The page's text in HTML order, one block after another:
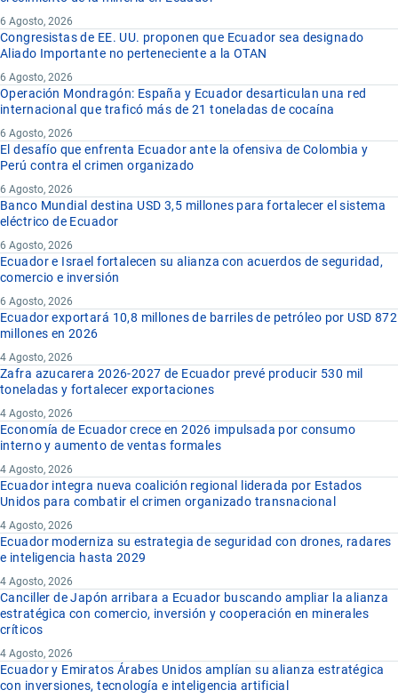
6 Agosto, 2026
Congresistas de EE. UU. proponen que Ecuador sea designado
Aliado Importante no perteneciente a la OTAN
6 Agosto, 2026
Operación Mondragón: España y Ecuador desarticulan una red
internacional que traficó más de 21 toneladas de cocaína
6 Agosto, 2026
El desafío que enfrenta Ecuador ante la ofensiva de Colombia y
Perú contra el crimen organizado
6 Agosto, 2026
Banco Mundial destina USD 3,5 millones para fortalecer el sistema
eléctrico de Ecuador
6 Agosto, 2026
Ecuador e Israel fortalecen su alianza con acuerdos de seguridad,
comercio e inversión
6 Agosto, 2026
Ecuador exportará 10,8 millones de barriles de petróleo por USD 872
millones en 2026
4 Agosto, 2026
Zafra azucarera 2026-2027 de Ecuador prevé producir 530 mil
toneladas y fortalecer exportaciones
4 Agosto, 2026
Economía de Ecuador crece en 2026 impulsada por consumo
interno y aumento de ventas formales
4 Agosto, 2026
Ecuador integra nueva coalición regional liderada por Estados
Unidos para combatir el crimen organizado transnacional
4 Agosto, 2026
Ecuador moderniza su estrategia de seguridad con drones, radares
e inteligencia hasta 2029
4 Agosto, 2026
Canciller de Japón arribara a Ecuador buscando ampliar la alianza
estratégica con comercio, inversión y cooperación en minerales
críticos
4 Agosto, 2026
Ecuador y Emiratos Árabes Unidos amplían su alianza estratégica
con inversiones, tecnología e inteligencia artificial